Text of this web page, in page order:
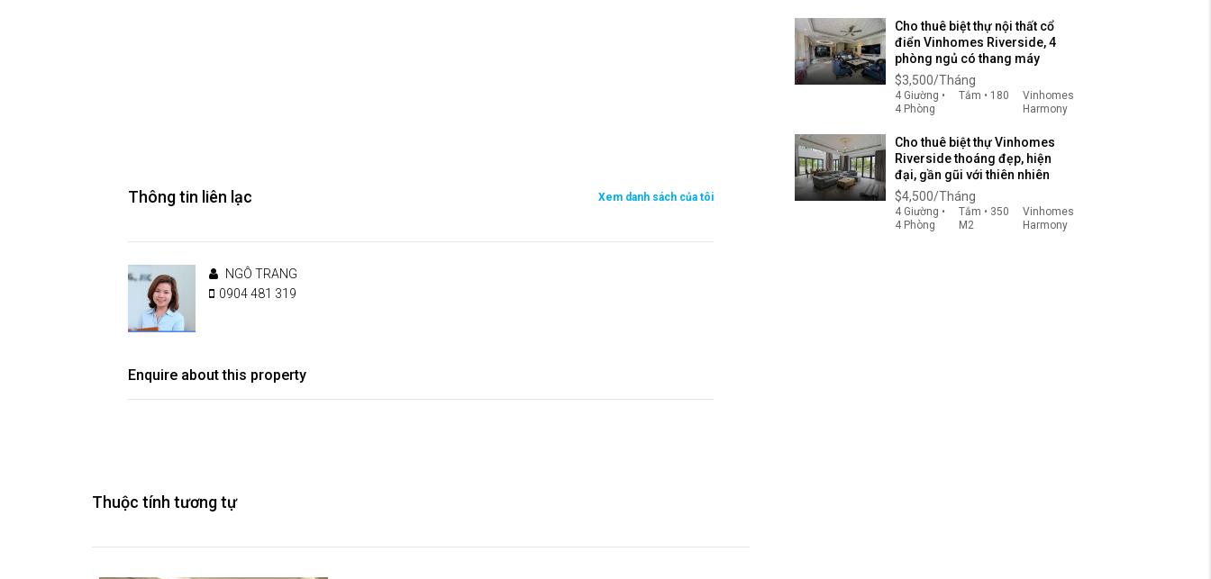
Thông tin liên lạc Xem danh sách của tôi
NGÔ TRANG
0904 481 319
Enquire about this property
Thuộc tính tương tự
Cho thuê biệt thự nội thất cổ
điển Vinhomes Riverside, 4
phòng ngủ có thang máy
$3,500/Tháng
4 Giường •
4 Phòng
Tắm • 180
Vinhomes
Harmony
Cho thuê biệt thự Vinhomes
Riverside thoáng đẹp, hiện
đại, gần gũi với thiên nhiên
$4,500/Tháng
4 Giường •
4 Phòng
Tắm • 350
M2
Vinhomes
Harmony